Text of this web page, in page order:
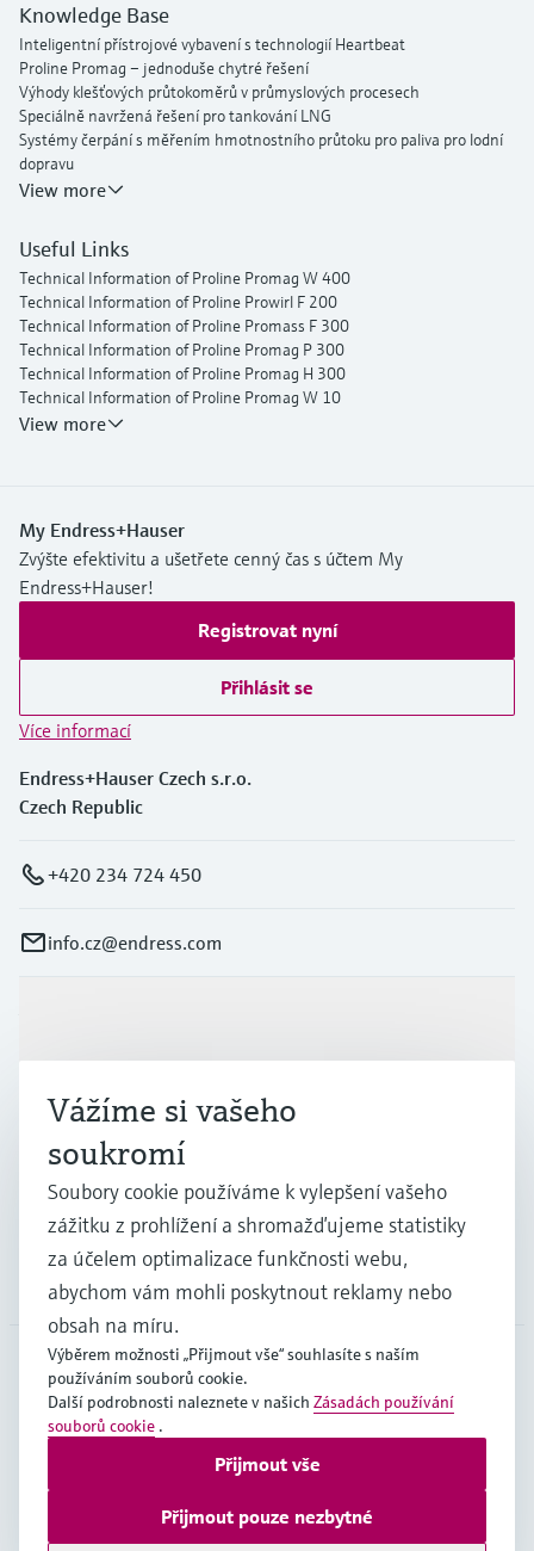
Knowledge Base
Inteligentní přístrojové vybavení s technologií Heartbeat
Proline Promag – jednoduše chytré řešení
Výhody klešťových průtokoměrů v průmyslových procesech
Speciálně navržená řešení pro tankování LNG
Systémy čerpání s měřením hmotnostního průtoku pro paliva pro lodní
dopravu
Inteligentní správa vodovodní sítě
View more
Useful Links
Technical Information of Proline Promag W 400
Technical Information of Proline Prowirl F 200
Technical Information of Proline Promass F 300
Technical Information of Proline Promag P 300
Technical Information of Proline Promag H 300
Technical Information of Proline Promag W 10
Operating Instructions Picomag IO-Link
View more
My Endress+Hauser
Zvýšte efektivitu a ušetřete cenný čas s účtem My
Endress+Hauser!
Registrovat nyní
Přihlásit se
Více informací
Endress+Hauser Czech s.r.o.
Czech Republic
+420 234 724 450
info.cz@endress.com
Průmysl
Podpora
Společnost
CZE•čeština
Copyright © Endress+Hauser Group Services AG
Podmínky používáníOchrana dat
Všeobecné obchodní podmínky
Vážíme si vašeho
soukromí
Soubory cookie používáme k vylepšení vašeho
zážitku z prohlížení a shromažďujeme statistiky
za účelem optimalizace funkčnosti webu,
abychom vám mohli poskytnout reklamy nebo
obsah na míru.
Výběrem možnosti „Přijmout vše“ souhlasíte s naším
používáním souborů cookie.
Další podrobnosti naleznete v našich Zásadách používání
souborů cookie .
Přijmout pouze nezbytné
Přijmout vše